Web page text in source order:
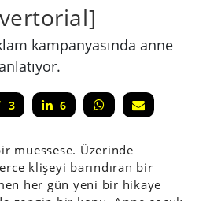
kampanyasında anne
3 6
müessese. Üzerinde
klişeyi barındıran bir
her gün yeni bir hikaye